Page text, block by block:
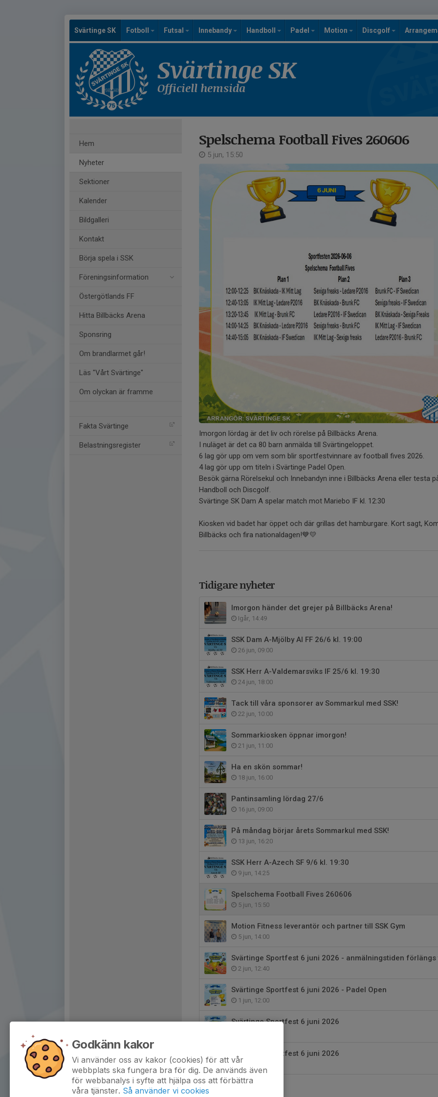
Svärtinge SK Fotboll Futsal Innebandy Handboll Padel Motion Discgolf
Svärtinge SK
Officiell hemsida
Hem
Nyheter
Sektioner
Kalender
Bildgalleri
Kontakt
Börja spela i SSK
Föreningsinformation
Östergötlands FF
Hitta Billbäcks Arena
Sponsring
Om brandlarmet går!
Läs "Vårt Svärtinge"
Om olyckan är framme
Fakta Svärtinge
Belastningsregister
Spelschema Football Fives 260606
5 jun, 15:50
Imorgon lördag är det liv och rörelse på Billbäcks Arena.
I nuläget är det ca 80 barn anmälda till Svärtingeloppet.
6 lag gör upp om vem som blir sportfestvinnare av football fives 2026.
4 lag gör upp om titeln i Svärtinge Padel Open.
Besök gärna Rörelsekul och Innebandyn inne i Billbäcks Arena eller testa
Handboll och Discgolf.
Svärtinge SK Dam A spelar match mot Mariebo IF kl. 12:30
Kiosken vid badet har öppet och där grillas det hamburgare. Kort sagt,
Billbäcks och fira nationaldagen!💙💛
Tidigare nyheter
Imorgon händer det grejer på Billbäcks Arena!
Igår, 14:49
SSK Dam A-Mjölby AI FF 26/6 kl. 19:00
26 jun, 09:00
SSK Herr A-Valdemarsviks IF 25/6 kl. 19:30
24 jun, 18:00
Tack till våra sponsorer av Sommarkul med SSK!
22 jun, 10:00
Sommarkiosken öppnar imorgon!
21 jun, 11:00
Ha en skön sommar!
18 jun, 16:00
Pantinsamling lördag 27/6
16 jun, 09:00
På måndag börjar årets Sommarkul med SSK!
13 jun, 16:20
SSK Herr A-Azech SF 9/6 kl. 19:30
9 jun, 14:25
Spelschema Football Fives 260606
5 jun, 15:50
Motion Fitness leverantör och partner till SSK Gym
5 jun, 14:00
Svärtinge Sportfest 6 juni 2026 - anmälningstiden
2 jun, 12:40
Svärtinge Sportfest 6 juni 2026 - Padel Open
1 jun, 12:00
Svärtinge Sportfest 6 juni 2026
Svärtinge Sportfest 6 juni 2026
28 maj, 16:05
Godkänn kakor
Vi använder oss av kakor (cookies) för att vår
webbplats ska fungera bra för dig. De används även
för webbanalys i syfte att hjälpa oss att förbättra
våra tjänster. Så använder vi cookies